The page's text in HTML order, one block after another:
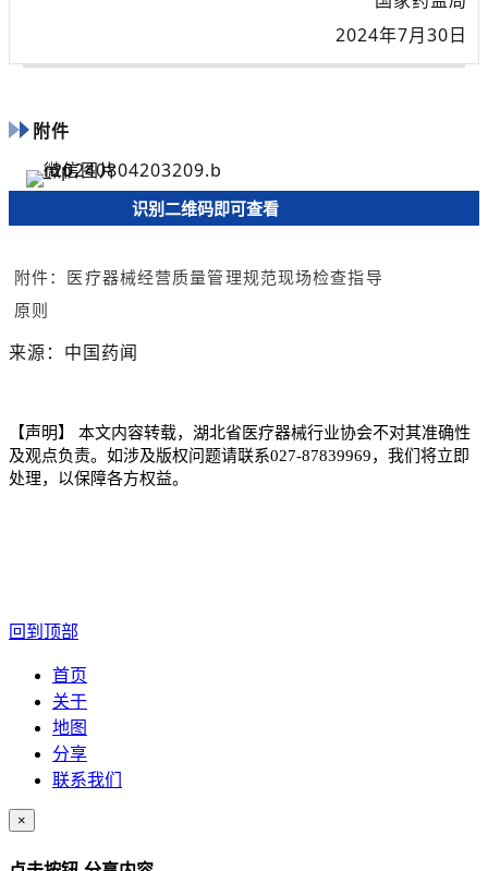
2024年7月30日
附件
识别二维码即可查看
附件：医疗器械经营质量管理规范现场检查指导
原则
来源：中国药闻
【声明】
本文内容转载，湖北省医疗器械行业协会不对其准确性
及观点负责。如涉及版权问题请联系027-87839969，我们将立即
处理，以保障各方权益。
回到顶部
首页
关于
地图
分享
联系我们
×